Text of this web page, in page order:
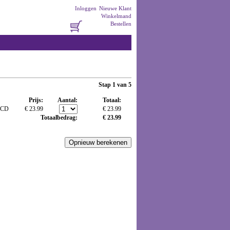
Nieuwe Klant
Inloggen
Winkelmand
Bestellen
Stap 1 van 5
Prijs: Aantal:
Totaal:
CD
€ 23.99
€ 23.99
Totaalbedrag:
€ 23.99